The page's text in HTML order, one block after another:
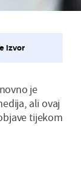
izvor
je
ali ovaj
tijekom